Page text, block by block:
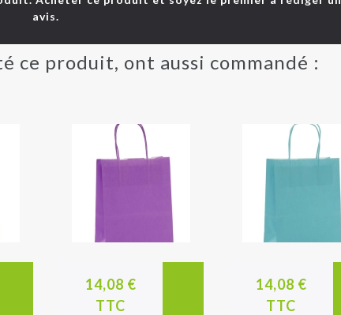
avis.
ce produit, ont aussi commandé :
14,08 €
TTC
14,08 €
TTC